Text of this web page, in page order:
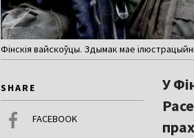
Фінскія вайскоўцы. Здымак мае
SHARE
FACEBOOK
У